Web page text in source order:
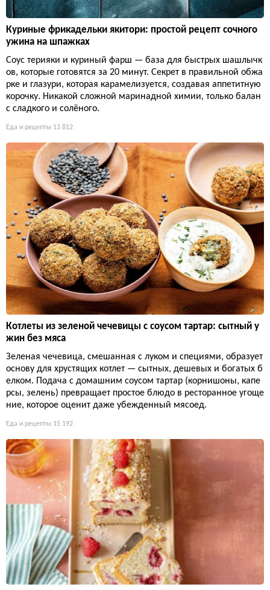
Куриные фрикадельки якитори: простой рецепт сочного
ужина на шпажках
Соус терияки и куриный фарш — база для быстрых шашлычк
ов, которые готовятся за 20 минут. Секрет в правильной обжа
рке и глазури, которая карамелизуется, создавая аппетитную
корочку. Никакой сложной маринадной химии, только балан
с сладкого и солёного.
Еда и рецепты 13 812
Котлеты из зеленой чечевицы с соусом тартар: сытный у
жин без мяса
Зеленая чечевица, смешанная с луком и специями, образует
основу для хрустящих котлет — сытных, дешевых и богатых б
елком. Подача с домашним соусом тартар (корнишоны, капе
рсы, зелень) превращает простое блюдо в ресторанное угоще
ние, которое оценит даже убежденный мясоед.
Еда и рецепты 15 192